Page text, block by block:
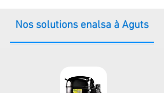
Nos solutions enalsa à Aguts